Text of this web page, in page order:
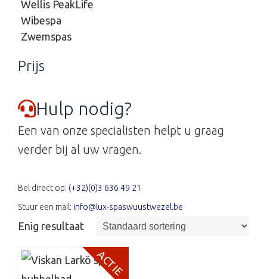
Wellis PeakLife
Wibespa
Zwemspas
Prijs
Hulp nodig?
Een van onze specialisten helpt u graag
verder bij al uw vragen.
Bel direct op: (+32)(0)3 636 49 21
Stuur een mail: info@lux-spaswuustwezel.be
Enig resultaat
ACTIE